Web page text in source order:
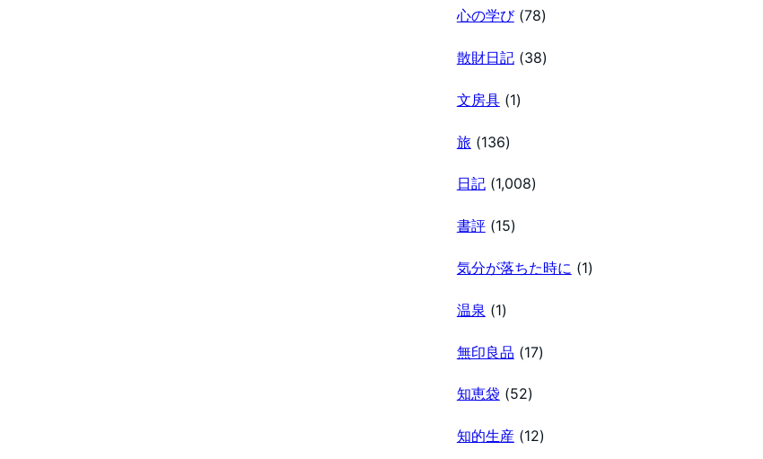
心の学び(78)
散財日記(38)
文房具(1)
旅 (136)
日記(1,008)
書評(15)
気分が落ちた時に (1)
温泉 (1)
無印良品 (17)
知恵袋 (52)
知的生産(12)